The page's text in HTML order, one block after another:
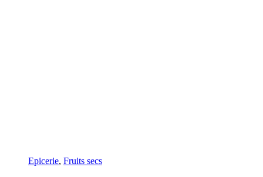
Epicerie, Fruits secs